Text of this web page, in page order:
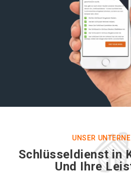
UNSER
Schlüsseldienst in
Und Ihre